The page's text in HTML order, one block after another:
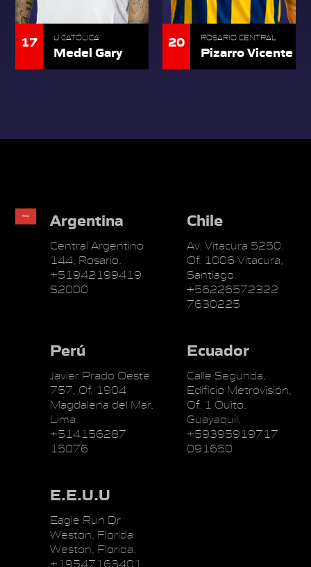
17 U CATÓLICA
Medel Gary
20 ROSARIO CENTRAL
Pizarro Vicente
Argentina
Central Argentino
144, Rosario.
+51942199419
S2000
Chile
Av. Vitacura 5250.
Of. 1006 Vitacura,
Santiago.
+56226572322
7630225
Perú
Javier Prado Oeste
757, Of. 1904
Magdalena del Mar,
Lima.
+514156287
15076
Ecuador
Calle Segunda,
Edificio Metrovisión,
Of. 1 Quito,
Guayaquil.
+59395919717
091650
E.E.U.U
Eagle Run Dr
Weston, Florida
Weston, Florida.
+19547163401